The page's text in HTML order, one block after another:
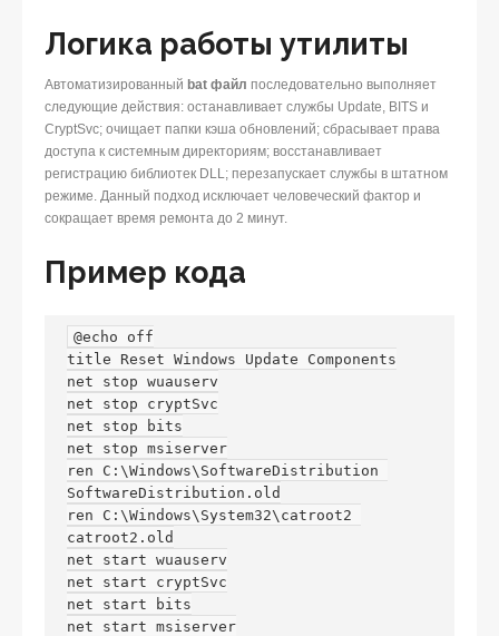
Логика работы утилиты
Автоматизированный bat файл последовательно выполняет
следующие действия: останавливает службы Update, BITS и
CryptSvc; очищает папки кэша обновлений; сбрасывает права
доступа к системным директориям; восстанавливает
регистрацию библиотек DLL; перезапускает службы в штатном
режиме. Данный подход исключает человеческий фактор и
сокращает время ремонта до 2 минут.
Пример кода
@echo off
title Reset Windows Update Components
net stop wuauserv
net stop cryptSvc
net stop bits
net stop msiserver
ren C:\Windows\SoftwareDistribution
SoftwareDistribution.old
ren C:\Windows\System32\catroot2
catroot2.old
net start wuauserv
net start cryptSvc
net start bits
net start msiserver